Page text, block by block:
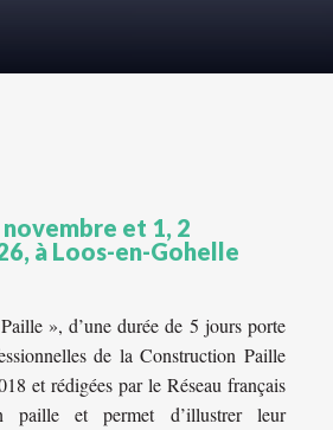
novembre et 1, 2
à Loos-en-Gohelle
», d’une durée de 5 jours porte
de la Construction Paille
et rédigées par le Réseau français
paille et permet d’illustrer leur